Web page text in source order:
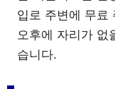
입로 주변에 무료
오후에 자리가 없
습니다.